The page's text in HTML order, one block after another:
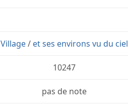
Village/ et ses environs vu du ciel
10247
pas de note